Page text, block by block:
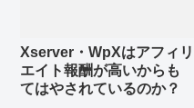
Xserver・WpXはアフィリ
エイト報酬が高いからも
てはやされているのか？